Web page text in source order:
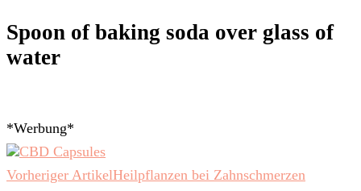
Spoon of baking soda over glass of
water
*Werbung*
Beitragsnavigation
Vorheriger ArtikelHeilpflanzen bei Zahnschmerzen